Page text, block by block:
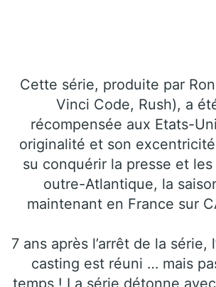
Cette série, produite par
Vinci Code, Rush), a
récompensée aux Etats-
originalité et son
su conquérir la presse et
outre-Atlantique, la
maintenant en France sur
7 ans après l’arrêt de la série,
casting est réuni … mais
temps ! La série détonne